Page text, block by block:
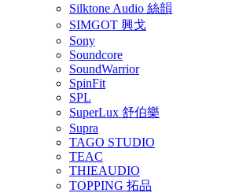
Silktone Audio 絲韻
SIMGOT 興戈
Sony
Soundcore
SoundWarrior
SpinFit
SPL
SuperLux 舒伯樂
Supra
TAGO STUDIO
TEAC
THIEAUDIO
TOPPING 拓品